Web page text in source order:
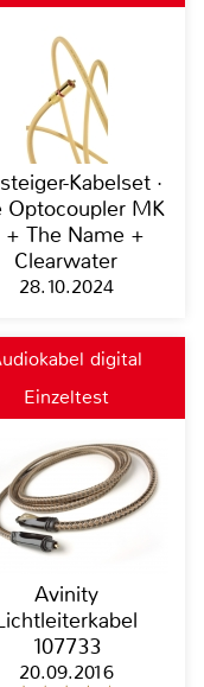
Kabelset ·
Optocoupler MK
+ The Name +
Clearwater
28.10.2024
digital
Einzeltest
Avinity
107733
20.09.2016